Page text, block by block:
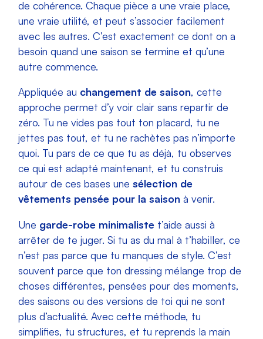
de cohérence. Chaque pièce a une vraie place,
une vraie utilité, et peut s’associer facilement
avec les autres. C’est exactement ce dont on a
besoin quand une saison se termine et qu’une
autre commence.
Appliquée au changement de saison, cette
approche permet d’y voir clair sans repartir de
zéro. Tu ne vides pas tout ton placard, tu ne
jettes pas tout, et tu ne rachètes pas n’importe
quoi. Tu pars de ce que tu as déjà, tu observes
ce qui est adapté maintenant, et tu construis
autour de ces bases unesélection de
vêtements pensée pour la saison à venir.
Une garde-robe minimaliste t’aide aussi à
arrêter de te juger. Si tu as du mal à t’habiller, ce
n’est pas parce que tu manques de style. C’est
souvent parce que ton dressing mélange trop de
choses différentes, pensées pour des moments,
des saisons ou des versions de toi qui ne sont
plus d’actualité. Avec cette méthode, tu
simplifies, tu structures, et tu reprends la main